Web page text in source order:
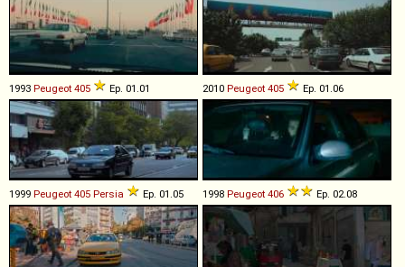
1993 Peugeot 405 Ep. 01.01 2010 Peugeot 405 Ep. 01.06
1999 Peugeot 405 Persia Ep. 01.05 1998 Peugeot 406 Ep. 02.08